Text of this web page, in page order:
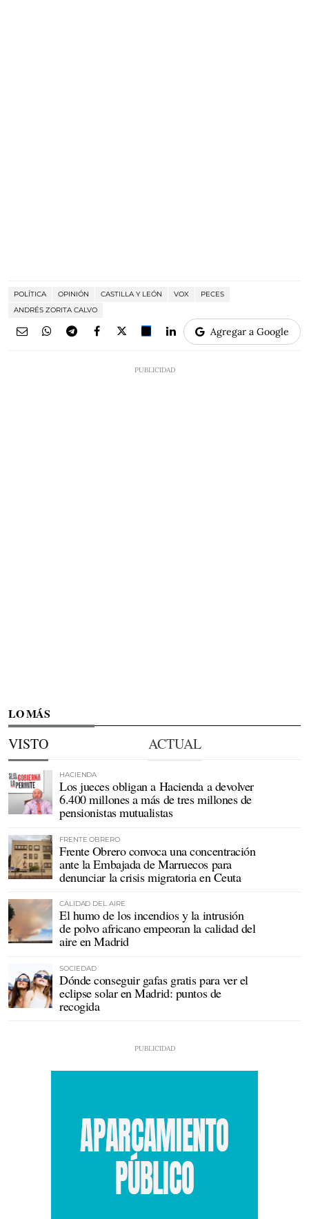
POLÍTICA OPINIÓN CASTILLA Y LEÓN VOX
PECES
ANDRÉS ZORITA CALVO
Agregar a Google
LO MÁS
VISTO ACTUAL
HACIENDA
Los jueces obligan a Hacienda a devolver
6.400 millones a más de tres millones de
pensionistas mutualistas
FRENTE OBRERO
Frente Obrero convoca una concentración
ante la Embajada de Marruecos para
denunciar la crisis migratoria en Ceuta
CALIDAD DEL AIRE
El humo de los incendios y la intrusión
de polvo africano empeoran la calidad del
aire en Madrid
SOCIEDAD
Dónde conseguir gafas gratis para ver el
eclipse solar en Madrid: puntos de
recogida